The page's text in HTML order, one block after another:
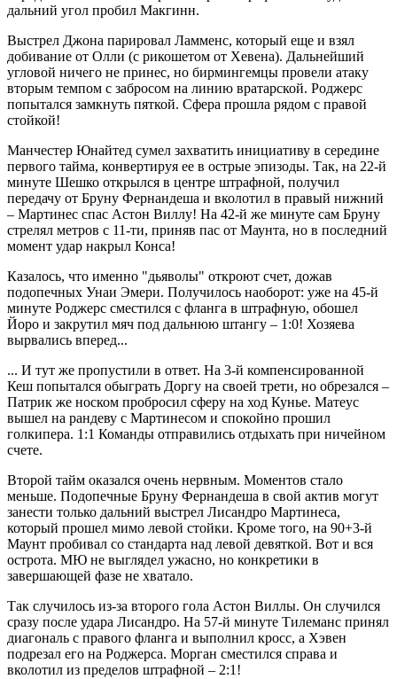
дальний угол пробил Макгинн.
Выстрел Джона парировал Ламменс, который еще и взял
добивание от Олли (с рикошетом от Хевена). Дальнейший
угловой ничего не принес, но бирмингемцы провели атаку
вторым темпом с забросом на линию вратарской. Роджерс
попытался замкнуть пяткой. Сфера прошла рядом с правой
стойкой!
Манчестер Юнайтед сумел захватить инициативу в середине
первого тайма, конвертируя ее в острые эпизоды. Так, на 22-й
минуте Шешко открылся в центре штрафной, получил
передачу от Бруну Фернандеша и вколотил в правый нижний
– Мартинес спас Астон Виллу! На 42-й же минуте сам Бруну
стрелял метров с 11-ти, приняв пас от Маунта, но в последний
момент удар накрыл Конса!
Казалось, что именно "дьяволы" откроют счет, дожав
подопечных Унаи Эмери. Получилось наоборот: уже на 45-й
минуте Роджерс сместился с фланга в штрафную, обошел
Йоро и закрутил мяч под дальнюю штангу – 1:0! Хозяева
вырвались вперед...
... И тут же пропустили в ответ. На 3-й компенсированной
Кеш попытался обыграть Доргу на своей трети, но обрезался –
Патрик же носком пробросил сферу на ход Кунье. Матеус
вышел на рандеву с Мартинесом и спокойно прошил
голкипера. 1:1 Команды отправились отдыхать при ничейном
счете.
Второй тайм оказался очень нервным. Моментов стало
меньше. Подопечные Бруну Фернандеша в свой актив могут
занести только дальний выстрел Лисандро Мартинеса,
который прошел мимо левой стойки. Кроме того, на 90+3-й
Маунт пробивал со стандарта над левой девяткой. Вот и вся
острота. МЮ не выглядел ужасно, но конкретики в
завершающей фазе не хватало.
Так случилось из-за второго гола Астон Виллы. Он случился
сразу после удара Лисандро. На 57-й минуте Тилеманс принял
диагональ с правого фланга и выполнил кросс, а Хэвен
подрезал его на Роджерса. Морган сместился справа и
вколотил из пределов штрафной – 2:1!